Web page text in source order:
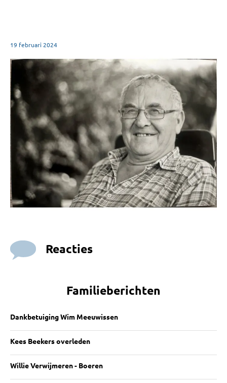
19 februari 2024
Reacties
Familieberichten
Dankbetuiging Wim Meeuwissen
Kees Beekers overleden
Willie Verwijmeren - Boeren